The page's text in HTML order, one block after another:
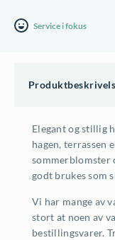
Service i fokus
Elegant og stillig
hagen, terrassen
sommerblomster
godt brukes som
Vi har mange av
stort at noen av
bestillingsvarer.